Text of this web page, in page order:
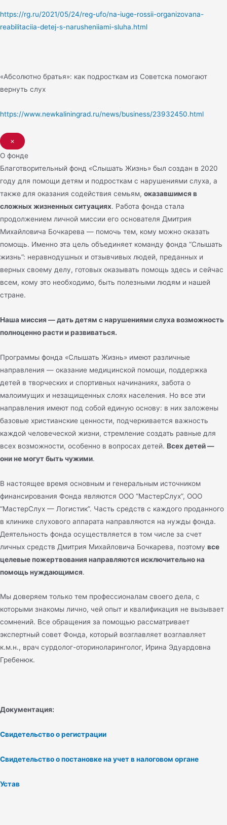
https://rg.ru/2021/05/24/reg-ufo/na-iuge-rossii-organizovana-
reabilitaciia-detej-s-narusheniiami-sluha.html
«Абсолютно братья»: как подросткам из Советска помогают
вернуть слух
https://www.newkaliningrad.ru/news/business/23932450.html
×
О фонде
Благотворительный фонд «Слышать Жизнь» был создан в 2020
году для помощи детям и подросткам с нарушениями слуха, а
также для оказания содействия семьям, оказавшимся в
сложных жизненных ситуациях. Работа фонда стала
продолжением личной миссии его основателя Дмитрия
Михайловича Бочкарева — помочь тем, кому можно оказать
помощь. Именно эта цель объединяет команду фонда “Слышать
жизнь”: неравнодушных и отзывчивых людей, преданных и
верных своему делу, готовых оказывать помощь здесь и сейчас
всем, кому это необходимо, быть полезными людям и нашей
стране.
Наша миссия — дать детям с нарушениями слуха возможность
полноценно расти и развиваться.
Программы фонда «Слышать Жизнь» имеют различные
направления — оказание медицинской помощи, поддержка
детей в творческих и спортивных начинаниях, забота о
малоимущих и незащищенных слоях населения. Но все эти
направления имеют под собой единую основу: в них заложены
базовые христианские ценности, подчеркивается важность
каждой человеческой жизни, стремление создать равные для
всех возможности, особенно в вопросах детей. Всех детей —
они не могут быть чужими.
В настоящее время основным и генеральным источником
финансирования Фонда являются ООО “МастерСлух”, ООО
“МастерСлух — Логистик”. Часть средств с каждого проданного
в клинике слухового аппарата направляются на нужды фонда.
Деятельность фонда осуществляется в том числе за счет
личных средств Дмитрия Михайловича Бочкарева, поэтому все
целевые пожертвования направляются исключительно на
помощь нуждающимся.
Мы доверяем только тем профессионалам своего дела, с
которыми знакомы лично, чей опыт и квалификация не вызывает
сомнений. Все обращения за помощью рассматривает
экспертный совет Фонда, который возглавляет возглавляет
к.м.н., врач сурдолог-оториноларинголог, Ирина Эдуардовна
Гребенюк.
Документация:
Свидетельство о регистрации
Свидетельство о постановке на учет в налоговом органе
Устав